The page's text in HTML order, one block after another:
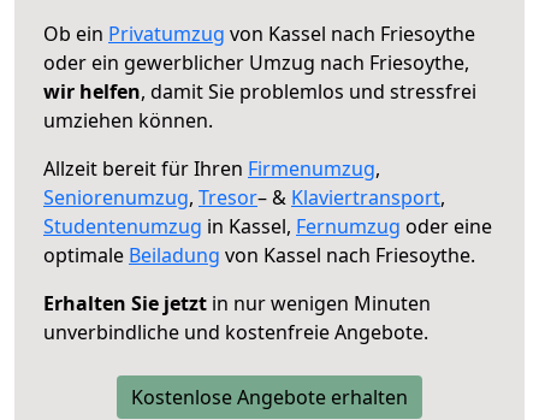
Ob ein Privatumzug von Kassel nach Friesoythe
oder ein gewerblicher Umzug nach Friesoythe,
wir helfen, damit Sie problemlos und stressfrei
umziehen können.
Allzeit bereit für Ihren Firmenumzug,
Seniorenumzug, Tresor– & Klaviertransport,
Studentenumzug in Kassel, Fernumzug oder eine
optimale Beiladung von Kassel nach Friesoythe.
Erhalten Sie jetzt in nur wenigen Minuten
unverbindliche und kostenfreie Angebote.
Kostenlose Angebote erhalten